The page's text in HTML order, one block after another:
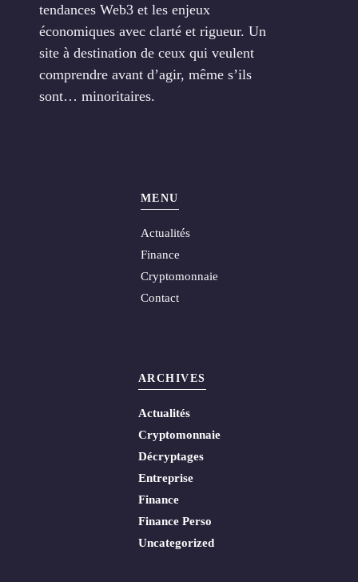
tendances Web3 et les enjeux
économiques avec clarté et rigueur. Un
site à destination de ceux qui veulent
comprendre avant d’agir, même s’ils
sont… minoritaires.
MENU
Actualités
Finance
Cryptomonnaie
Contact
ARCHIVES
Actualités
Cryptomonnaie
Décryptages
Entreprise
Finance
Finance Perso
Uncategorized